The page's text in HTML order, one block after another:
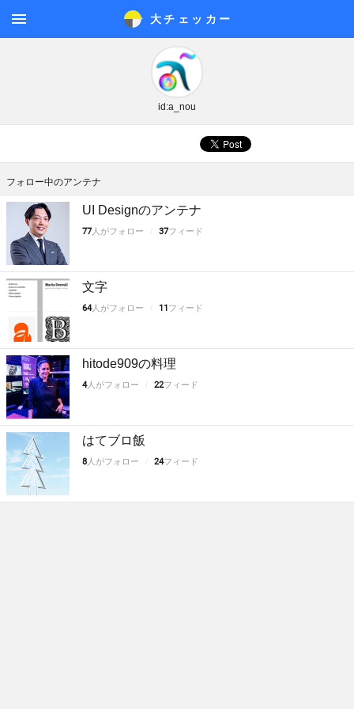
大チェッカ ー
メニ
id:a_nou
フォロー中のアンテナ
UI Designのアンテナ
77 人がフォロー 37フィード
文字
64人がフォロー 11フィード
hitode909の料理
4人がフォロー 22フィード
はてブロ飯
8 人がフォロー 24フィード